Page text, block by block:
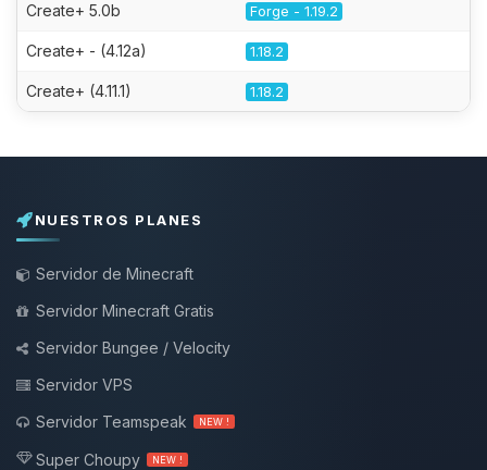
Create+ 5.0b Forge - 1.19.2
Create+ - (4.12a) 1.18.2
Create+ (4.11.1) 1.18.2
NUESTROS PLANES
Servidor de Minecraft
Servidor Minecraft Gratis
Servidor Bungee / Velocity
Servidor VPS
Servidor Teamspeak
NEW !
Super Choupy NEW !